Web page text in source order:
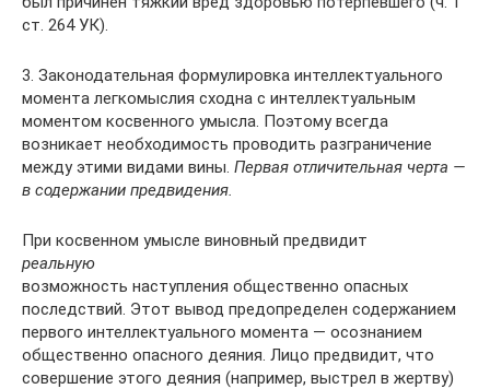
ст. 264 УК).
3. Законодательная формулировка интеллектуального
момента легкомыслия сходна с интеллектуальным
моментом косвенного умысла. Поэтому всегда
возникает необходимость проводить разграничение
между этими видами вины. Первая отличительная черта —
в содержании предвидения.
При косвенном умысле виновный предвидит
реальную
возможность наступления общественно опасных
последствий. Этот вывод предопределен содержанием
первого интеллектуального момента — осознанием
общественно опасного деяния. Лицо предвидит, что
совершение этого деяния (например, выстрел в жертву)